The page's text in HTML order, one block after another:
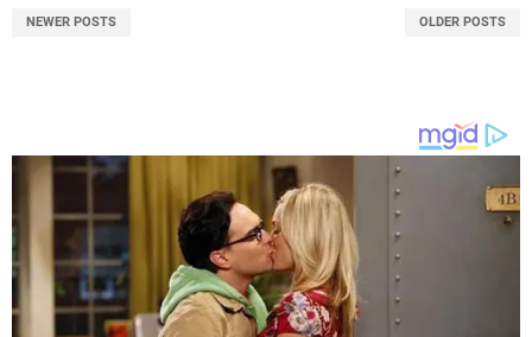
NEWER POSTS OLDER POSTS